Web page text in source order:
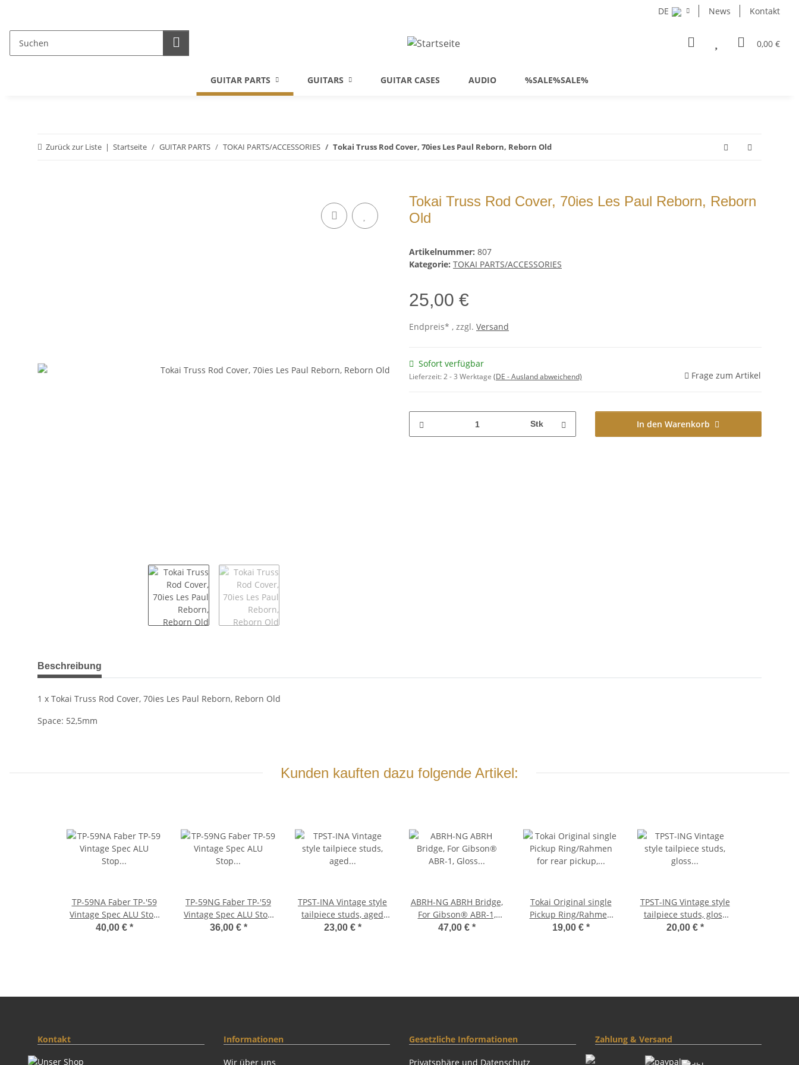
DE News Kontakt
0,00 €
GUITAR PARTS GUITARS GUITAR CASES AUDIO %SALE%SALE%
Zurück zur Liste Startseite GUITAR PARTS TOKAI PARTS/ACCESSORIES Tokai Truss Rod Cover, 70ies Les Paul Reborn, Reborn Old
Tokai Truss Rod Cover, 70ies Les Paul Reborn, Reborn
Old
Artikelnummer: 807
Kategorie: TOKAI PARTS/ACCESSORIES
25,00 €
Endpreis* , zzgl. Versand
Sofort verfügbar
Lieferzeit:2 - 3 Werktage (DE - Ausland abweichend) Frage zum Artikel
Stk In den Warenkorb
weitere Registerkarten anzeigen
Beschreibung
1 x Tokai Truss Rod Cover, 70ies Les Paul Reborn, Reborn Old
Space: 52,5mm
Kunden kauften dazu folgende Artikel:
TP-59NA Faber TP-'59
Vintage Spec ALU Stop
Tailpiece, Nickel, aged
40,00 € *
TP-59NG Faber TP-'59
Vintage Spec ALU Stop
Tailpiece, Nickel, gloss
36,00 € *
TPST-INA Vintage style
tailpiece studs, aged
nickel, INCH
23,00 € *
ABRH-NG ABRH Bridge,
For Gibson® ABR-1,
Gloss Nickel, Brass
47,00 € *
Tokai Original single
Pickup Ring/Rahmen
for rear pickup, flat '59
19,00 € *
TPST-ING Vintage style
tailpiece studs, gloss
nickel, INCH
20,00 € *
Kontakt Informationen
Wir über uns
Gesetzliche Informationen
Privatsphäre und Datenschutz
Zahlung & Versand